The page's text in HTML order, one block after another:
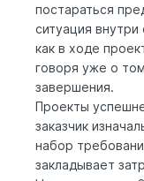
постараться
ситуация
как в ходе
говоря уже о
завершения.
Проекты
заказчик
набор
закладывает